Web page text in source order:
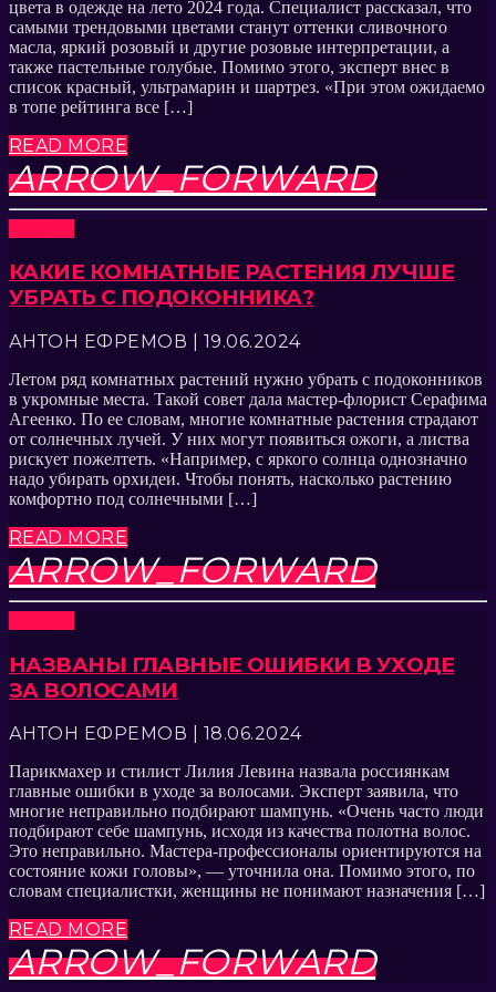
цвета в одежде на лето 2024 года. Специалист рассказал, что
самыми трендовыми цветами станут оттенки сливочного
масла, яркий розовый и другие розовые интерпретации, а
также пастельные голубые. Помимо этого, эксперт внес в
список красный, ультрамарин и шартрез. «При этом ожидаемо
в топе рейтинга все […]
READ MORE
ARROW_FORWARD
КАКИЕ КОМНАТНЫЕ РАСТЕНИЯ ЛУЧШЕ
УБРАТЬ С ПОДОКОННИКА?
АНТОН ЕФРЕМОВ | 19.06.2024
Летом ряд комнатных растений нужно убрать с подоконников
в укромные места. Такой совет дала мастер-флорист Серафима
Агеенко. По ее словам, многие комнатные растения страдают
от солнечных лучей. У них могут появиться ожоги, а листва
рискует пожелтеть. «Например, с яркого солнца однозначно
надо убирать орхидеи. Чтобы понять, насколько растению
комфортно под солнечными […]
READ MORE
ARROW_FORWARD
НАЗВАНЫ ГЛАВНЫЕ ОШИБКИ В УХОДЕ
ЗА ВОЛОСАМИ
АНТОН ЕФРЕМОВ | 18.06.2024
Парикмахер и стилист Лилия Левина назвала россиянкам
главные ошибки в уходе за волосами. Эксперт заявила, что
многие неправильно подбирают шампунь. «Очень часто люди
подбирают себе шампунь, исходя из качества полотна волос.
Это неправильно. Мастера-профессионалы ориентируются на
состояние кожи головы», — уточнила она. Помимо этого, по
словам специалистки, женщины не понимают назначения […]
READ MORE
ARROW_FORWARD